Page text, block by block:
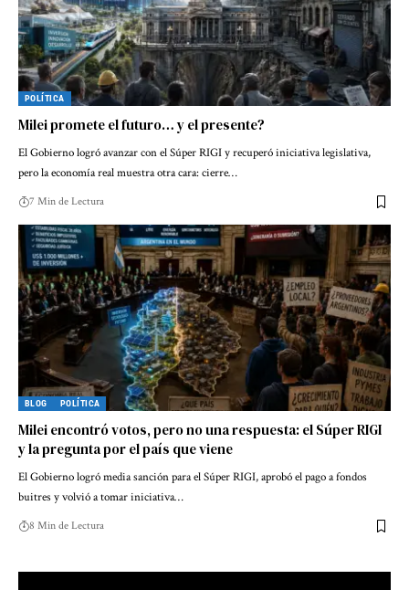
POLÍTICA
Milei promete el futuro… y el presente?
El Gobierno logró avanzar con el Súper RIGI y recuperó iniciativa legislativa,
pero la economía real muestra otra cara: cierre…
7 Min de Lectura
BLOG POLÍTICA
Milei encontró votos, pero no una respuesta: el Súper RIGI
y la pregunta por el país que viene
El Gobierno logró media sanción para el Súper RIGI, aprobó el pago a fondos
buitres y volvió a tomar iniciativa…
8 Min de Lectura